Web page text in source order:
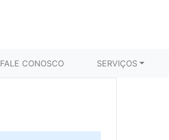
FALE CONOSCO SERVIÇOS